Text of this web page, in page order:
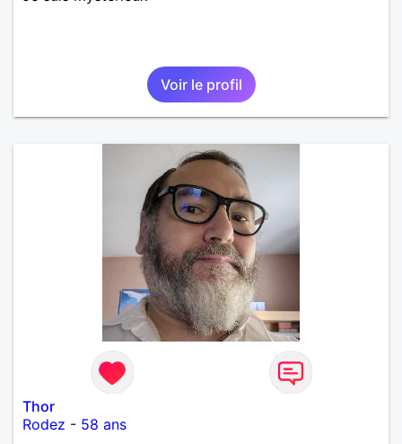
Voir le profil
Thor
Rodez - 58 ans